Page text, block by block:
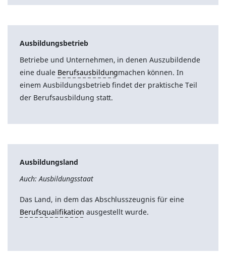
Ausbildungsbetrieb
Betriebe und Unternehmen, in denen Auszubildende
eine duale Berufsausbildungmachen können. In
einem Ausbildungsbetrieb findet der praktische Teil
der Berufsausbildung statt.
Ausbildungsland
Auch: Ausbildungsstaat
Das Land, in dem das Abschlusszeugnis für eine
Berufsqualifikation ausgestellt wurde.